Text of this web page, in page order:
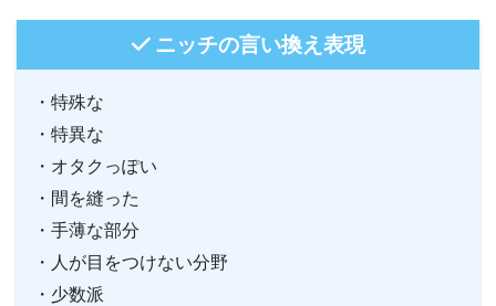
ニッチの言い換え表現
・特殊な
・特異な
・オタクっぽい
・間を縫った
・手薄な部分
・人が目をつけない分野
・少数派